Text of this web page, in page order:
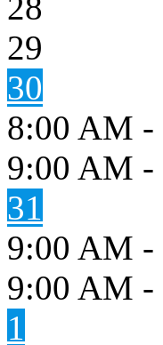
29
30
8:00 AM -
9:00 AM -
31
9:00 AM -
9:00 AM -
1